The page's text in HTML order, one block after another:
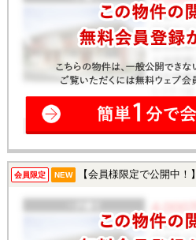
会員限定 NEW 【会員様限定で公開中！】